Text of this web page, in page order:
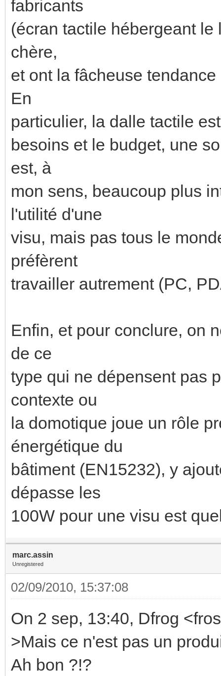
fabricants
(écran tactile hébergeant
chère,
et ont la fâcheuse
En
particulier, la dalle tactile
besoins et le budget, une
est, à
mon sens, beaucoup plus
l'utilité d'une
visu, mais pas tous le
préfèrent
travailler autrement (PC,
Enfin, et pour conclure, on
de ce
type qui ne dépensent pas
contexte ou
la domotique joue un rôle
énergétique du
bâtiment (EN15232), y
dépasse les
100W pour une visu est
marc.assin
Unregistered
02/09/2010, 15:37:08
On 2 sep, 13:40, Dfrog
>Mais ce n'est pas un
Ah bon ?!?